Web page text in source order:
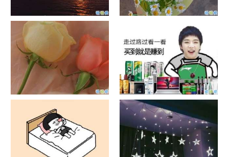
日出文案温柔句子 看日出的微
信说说配图
晒风景照的唯美说说配图 适合
发风景的朋友圈文案
官宣恋爱的说说配图 官宣句子
抖音摆地摊文案 摆地摊的搞笑
说说带图片